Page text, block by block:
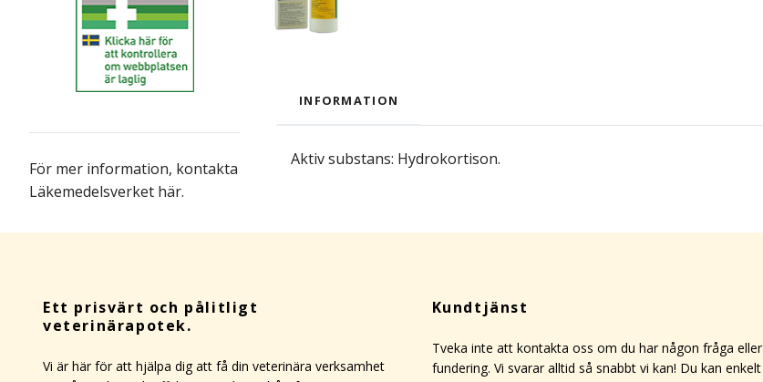
För mer information, kontakta
Läkemedelsverket här.
INFORMATION
Aktiv substans: Hydrokortison.
Ett prisvärt och pålitligt
veterinärapotek.
Vi är här för att hjälpa dig att få din veterinära verksamhet
Kundtjänst
Tveka inte att kontakta oss om du har någon fråga eller
fundering. Vi svarar alltid så snabbt vi kan! Du kan enkelt